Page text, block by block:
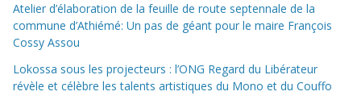
Atelier d’élaboration de la feuille de route septennale de la
commune d’Athiémé: Un pas de géant pour le maire François
Cossy Assou
Lokossa sous les projecteurs : l’ONG Regard du Libérateur
révèle et célèbre les talents artistiques du Mono et du Couffo